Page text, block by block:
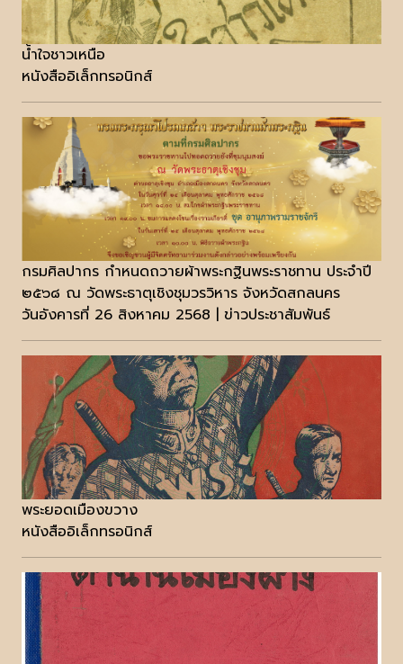
น้ำใจชาวเหนือ
หนังสืออิเล็กทรอนิกส์
กรมศิลปากร กำหนดถวายผ้าพระกฐินพระราชทาน ประจำปี
๒๕๖๘ ณ วัดพระธาตุเชิงชุมวรวิหาร จังหวัดสกลนคร
วันอังคารที่ 26 สิงหาคม 2568 | ข่าวประชาสัมพันธ์
พระยอดเมืองขวาง
หนังสืออิเล็กทรอนิกส์